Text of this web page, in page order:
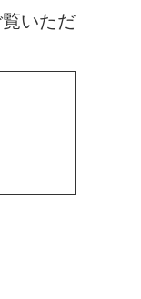
いただ